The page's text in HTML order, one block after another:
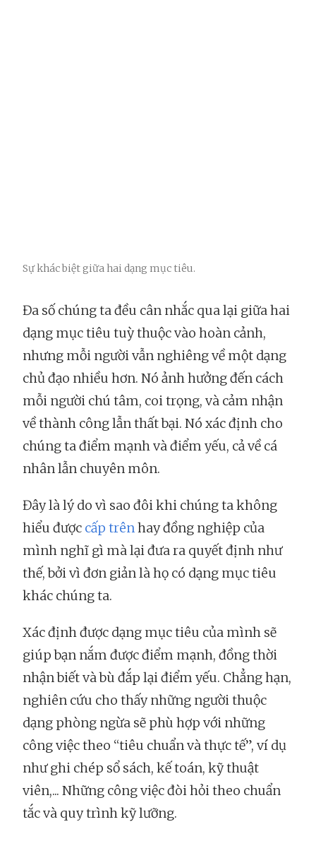
Sự khác biệt giữa hai dạng mục tiêu.
Đa số chúng ta đều cân nhắc qua lại giữa hai
dạng mục tiêu tuỳ thuộc vào hoàn cảnh,
nhưng mỗi người vẫn nghiêng về một dạng
chủ đạo nhiều hơn. Nó ảnh hưởng đến cách
mỗi người chú tâm, coi trọng, và cảm nhận
về thành công lẫn thất bại. Nó xác định cho
chúng ta điểm mạnh và điểm yếu, cả về cá
nhân lẫn chuyên môn.
Đây là lý do vì sao đôi khi chúng ta không
hiểu được cấp trênhay đồng nghiệp của
mình nghĩ gì mà lại đưa ra quyết định như
thế, bởi vì đơn giản là họ có dạng mục tiêu
khác chúng ta.
Xác định được dạng mục tiêu của mình sẽ
giúp bạn nắm được điểm mạnh, đồng thời
nhận biết và bù đắp lại điểm yếu. Chẳng hạn,
nghiên cứu cho thấy những người thuộc
dạng phòng ngừa sẽ phù hợp với những
công việc theo “tiêu chuẩn và thực tế”, ví dụ
như ghi chép sổ sách, kế toán, kỹ thuật
viên,... Những công việc đòi hỏi theo chuẩn
tắc và quy trình kỹ lưỡng.